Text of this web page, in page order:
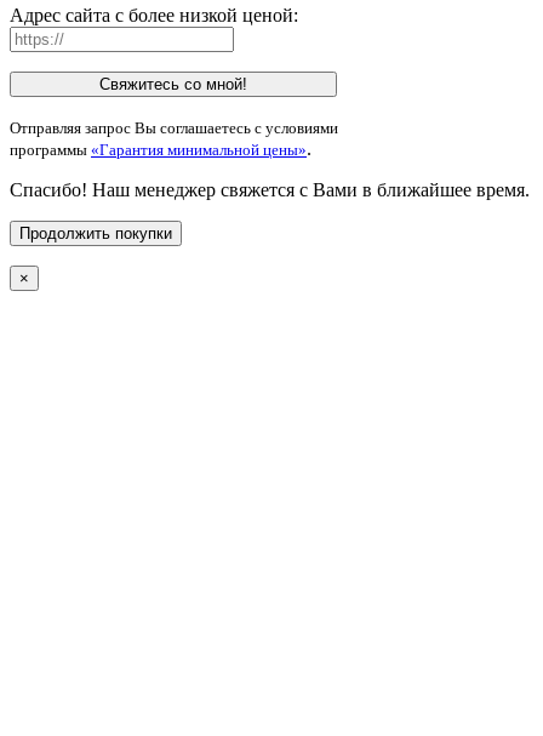
Адрес сайта с более низкой ценой:
Свяжитесь со мной!
Отправляя запрос Вы соглашаетесь с условиями
программы «Гарантия минимальной цены».
Спасибо! Наш менеджер свяжется с Вами в ближайшее время.
Продолжить покупки
×